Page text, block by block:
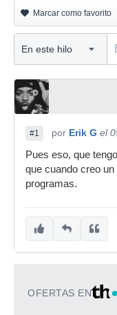
Marcar como favorito
#1 por Erik G el
Pues eso, que
que cuando creo
programas.
OFERTAS EN